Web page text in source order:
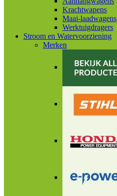
Krachtwapens
Maai-laadwagens
Werktuigdragers
Stroom en Watervoorziening
Merken